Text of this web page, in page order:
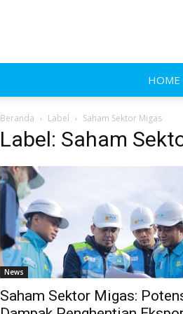
HOME
Beranda Label Saham Sektor Migas
Label: Saham
News
Saham Sektor Migas: